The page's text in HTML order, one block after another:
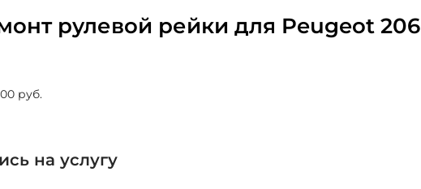
рулевой рейки для Peugeot 206
руб.
на услугу